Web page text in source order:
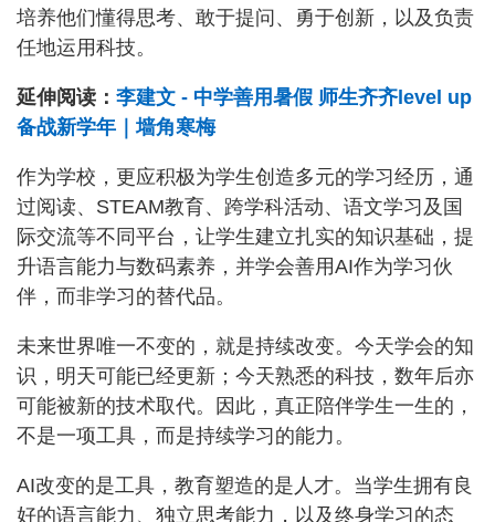
培养他们懂得思考、敢于提问、勇于创新，以及负责
任地运用科技。
延伸阅读： 李建文 - 中学善用暑假 师生齐齐level up
备战新学年｜墙角寒梅
作为学校，更应积极为学生创造多元的学习经历，通
过阅读、STEAM教育、跨学科活动、语文学习及国
际交流等不同平台，让学生建立扎实的知识基础，提
升语言能力与数码素养，并学会善用AI作为学习伙
伴，而非学习的替代品。
未来世界唯一不变的，就是持续改变。今天学会的知
识，明天可能已经更新；今天熟悉的科技，数年后亦
可能被新的技术取代。因此，真正陪伴学生一生的，
不是一项工具，而是持续学习的能力。
AI改变的是工具，教育塑造的是人才。当学生拥有良
好的语言能力、独立思考能力，以及终身学习的态